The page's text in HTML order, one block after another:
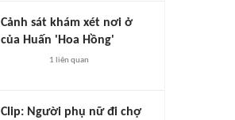
Cảnh sát khám xét nơi ở
của Huấn 'Hoa Hồng'
1 liên quan
Clip: Người phụ nữ đi chợ